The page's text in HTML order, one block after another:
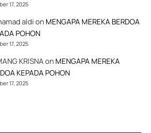
17, 2025
aldion MENGAPA MEREKA BERDOA
POHON
17, 2025
KRISNAon MENGAPA MEREKA
KEPADA POHON
17, 2025